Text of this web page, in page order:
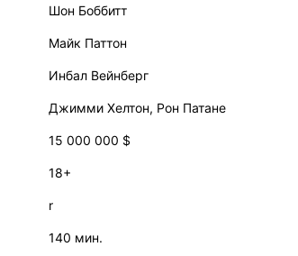
Шон Боббитт
Майк Паттон
Инбал Вейнберг
Джимми Хелтон, Рон Патане
15 000 000 $
18+
r
140 мин.